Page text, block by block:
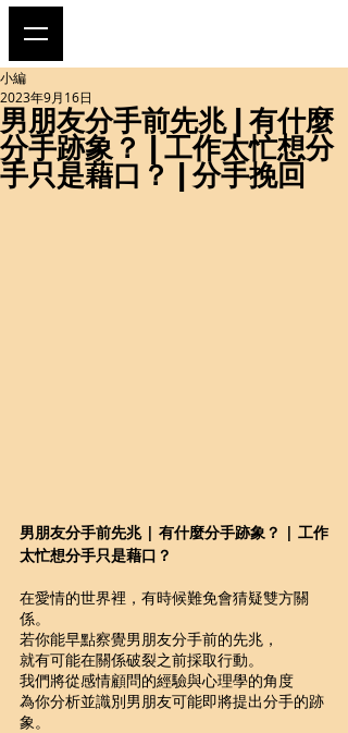
男朋友分手前先兆 | 有什麼
分手跡象？ | 工作太忙想分
手只是藉口？ | 分手挽回
小編
2023年9月16日
男朋友分手前先兆 | 有什麼分手跡象？ | 工作
太忙想分手只是藉口？
在愛情的世界裡，有時候難免會猜疑雙方關
係。
若你能早點察覺男朋友分手前的先兆，
就有可能在關係破裂之前採取行動。
我們將從感情顧問的經驗與心理學的角度
為你分析並識別男朋友可能即將提出分手的跡
象。